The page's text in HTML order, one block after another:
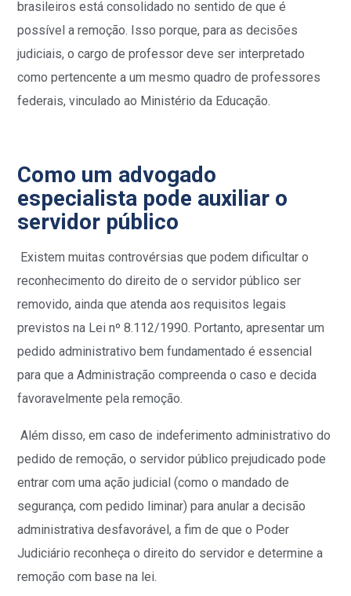
brasileiros está consolidado no sentido de que é
possível a remoção. Isso porque, para as decisões
judiciais, o cargo de professor deve ser interpretado
como pertencente a um mesmo quadro de professores
federais, vinculado ao Ministério da Educação.
Como um advogado
especialista pode auxiliar o
servidor público
Existem muitas controvérsias que podem dificultar o
reconhecimento do direito de o servidor público ser
removido, ainda que atenda aos requisitos legais
previstos na Lei nº 8.112/1990. Portanto, apresentar um
pedido administrativo bem fundamentado é essencial
para que a Administração compreenda o caso e decida
favoravelmente pela remoção.
Além disso, em caso de indeferimento administrativo do
pedido de remoção, o servidor público prejudicado pode
entrar com uma ação judicial (como o mandado de
segurança, com pedido liminar) para anular a decisão
administrativa desfavorável, a fim de que o Poder
Judiciário reconheça o direito do servidor e determine a
remoção com base na lei.